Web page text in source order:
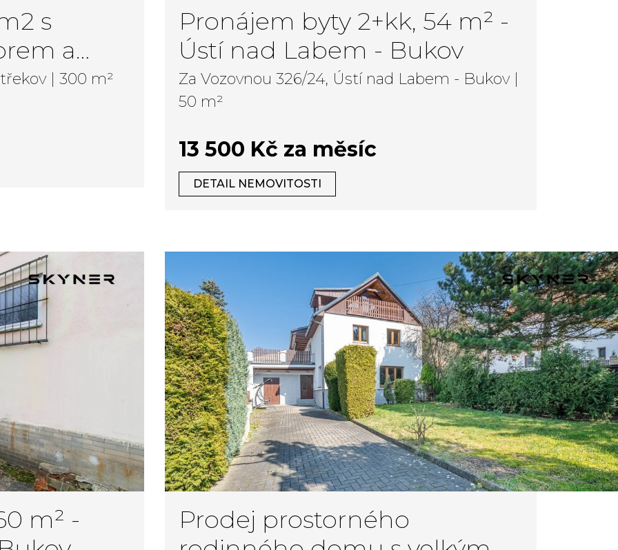
a
| 300 m²
Pronájem byty 2+kk, 54 m² -
Ústí nad Labem - Bukov
Za Vozovnou 326/24, Ústí nad Labem - Bukov |
50 m²
13 500 Kč za měsíc
DETAIL NEMOVITOSTI
m² -
Prodej prostorného